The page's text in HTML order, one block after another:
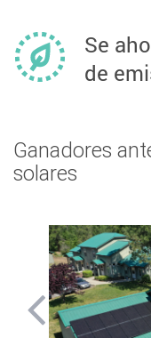
Se
de
Ganadores
solares